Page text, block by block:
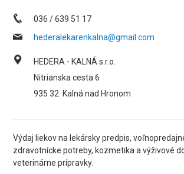
036 / 639 51 17
hederalekarenkalna@gmail.com
HEDERA - KALNÁ s.r.o.
Nitrianska cesta 6
935 32 Kalná nad Hronom
Výdaj liekov na lekársky predpis,
zdravotnícke potreby, kozmetika a výživové
veterinárne prípravky.